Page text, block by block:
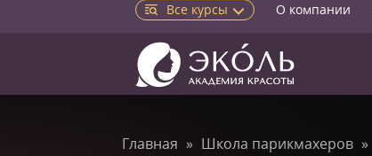
Все курсы О компании
Главная Школа парикмахеров